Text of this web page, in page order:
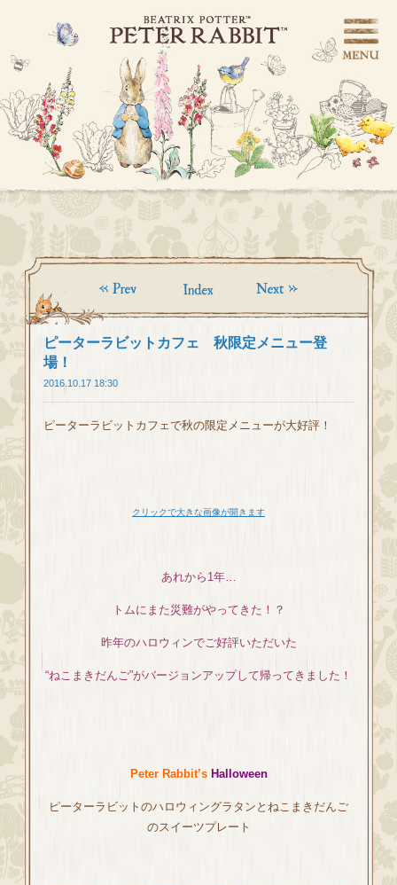
ピーターラビットカフェ 秋限定メニュー登
場！
2016.10.17 18:30
ピーターラビットカフェで秋の限定メニューが大好評！
クリックで大きな画像が開きます
あれから1年…
トムにまた災難がやってきた！？
昨年のハロウィンでご好評いただいた
“ねこまきだんご”がバージョンアップして帰ってきました！
Peter Rabbit’sHalloween
ピーターラビットのハロウィングラタンとねこまきだんご
のスイーツプレート